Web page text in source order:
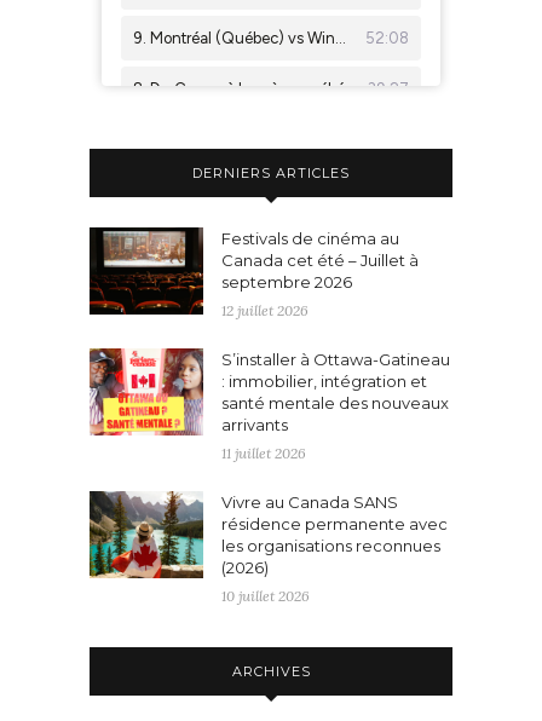
DERNIERS ARTICLES
Festivals de cinéma au
Canada cet été – Juillet à
septembre 2026
12 juillet 2026
S’installer à Ottawa-Gatineau
: immobilier, intégration et
santé mentale des nouveaux
arrivants
11 juillet 2026
Vivre au Canada SANS
résidence permanente avec
les organisations reconnues
(2026)
10 juillet 2026
ARCHIVES